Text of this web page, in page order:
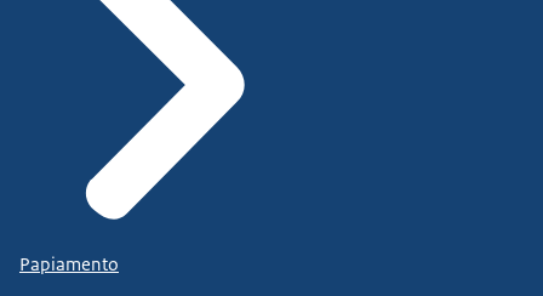
Papiamento